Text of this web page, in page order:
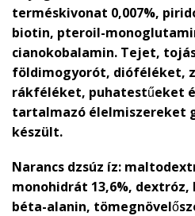
terméskivonat 0,007%,
biotin, pteroil-
cianokobalamin. Tejet,
földimogyorót, dióféléket,
rákféléket, puhatestűeket
tartalmazó élelmiszereket
készült.
Narancs dzsúz íz:
monohidrát 13,6%,
béta-alanin,